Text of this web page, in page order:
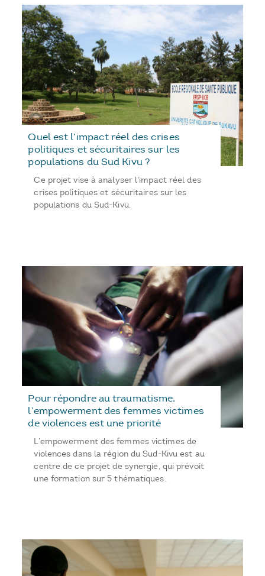
Quel est l’impact réel des crises
politiques et sécuritaires sur les
populations du Sud Kivu ?
Ce projet vise à analyser l'impact réel des
crises politiques et sécuritaires sur les
populations du Sud-Kivu.
Pour répondre au traumatisme,
l’empowerment des femmes victimes
de violences est une priorité
L’empowerment des femmes victimes de
violences dans la région du Sud-Kivu est au
centre de ce projet de synergie, qui prévoit
une formation sur 5 thématiques.